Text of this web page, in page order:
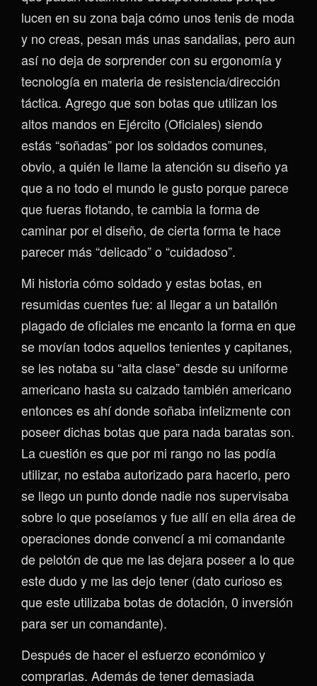
lucen en su zona baja cómo unos tenis de moda
y no creas, pesan más unas sandalias, pero aun
así no deja de sorprender con su ergonomía y
tecnología en materia de resistencia/dirección
táctica. Agrego que son botas que utilizan los
altos mandos en Ejército (Oficiales) siendo
estás “soñadas” por los soldados comunes,
obvio, a quién le llame la atención su diseño ya
que a no todo el mundo le gusto porque parece
que fueras flotando, te cambia la forma de
caminar por el diseño, de cierta forma te hace
parecer más “delicado” o “cuidadoso”.
Mi historia cómo soldado y estas botas, en
resumidas cuentes fue: al llegar a un batallón
plagado de oficiales me encanto la forma en que
se movían todos aquellos tenientes y capitanes,
se les notaba su “alta clase” desde su uniforme
americano hasta su calzado también americano
entonces es ahí donde soñaba infelizmente con
poseer dichas botas que para nada baratas son.
La cuestión es que por mi rango no las podía
utilizar, no estaba autorizado para hacerlo, pero
se llego un punto donde nadie nos supervisaba
sobre lo que poseíamos y fue allí en ella área de
operaciones donde convencí a mi comandante
de pelotón de que me las dejara poseer a lo que
este dudo y me las dejo tener (dato curioso es
que este utilizaba botas de dotación, 0 inversión
para ser un comandante).
Después de hacer el esfuerzo económico y
comprarlas. Además de tener demasiada